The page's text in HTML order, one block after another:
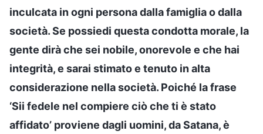
inculcata in ogni persona dalla famiglia o dalla
società. Se possiedi questa condotta morale, la
gente dirà che sei nobile, onorevole e che hai
integrità, e sarai stimato e tenuto in alta
considerazione nella società. Poiché la frase
‘Sii fedele nel compiere ciò che ti è stato
affidato’ proviene dagli uomini, da Satana, è